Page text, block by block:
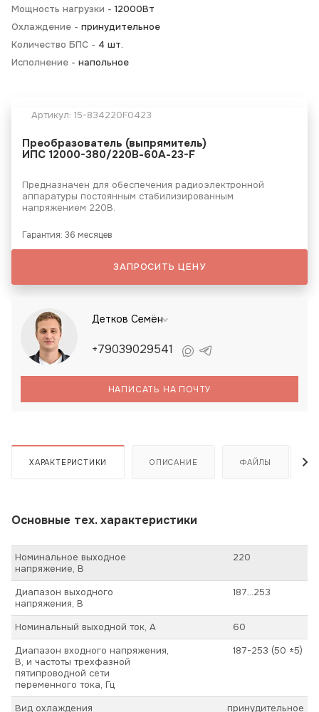
Мощность нагрузки - 12000Вт
Охлаждение - принудительное
Количество БПС - 4 шт.
Исполнение - напольное
Артикул: 15-834220F0423
Преобразователь (выпрямитель)
ИПС 12000-380/220В-60А-23-F
Предназначен для обеспечения радиоэлектронной
аппаратуры постоянным стабилизированным
напряжением 220В.
Гарантия: 36 месяцев
ЗАПРОСИТЬ ЦЕНУ
Детков Семён
+79039029541
НАПИСАТЬ НА ПОЧТУ
ХАРАКТЕРИСТИКИ ОПИСАНИЕ ФАЙЛЫ
Основные тех. характеристики
Номинальное выходное
напряжение, В
220
Диапазон выходного
напряжения, В
187…253
Номинальный выходной ток, А
60
Диапазон входного напряжения,
В, и частоты трехфазной
пятипроводной сети
переменного тока, Гц
187-253 (50 ±5)
Вид охлаждения принудительное